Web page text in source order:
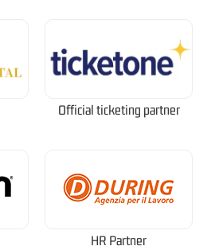
Official ticketing partner
HR Partner